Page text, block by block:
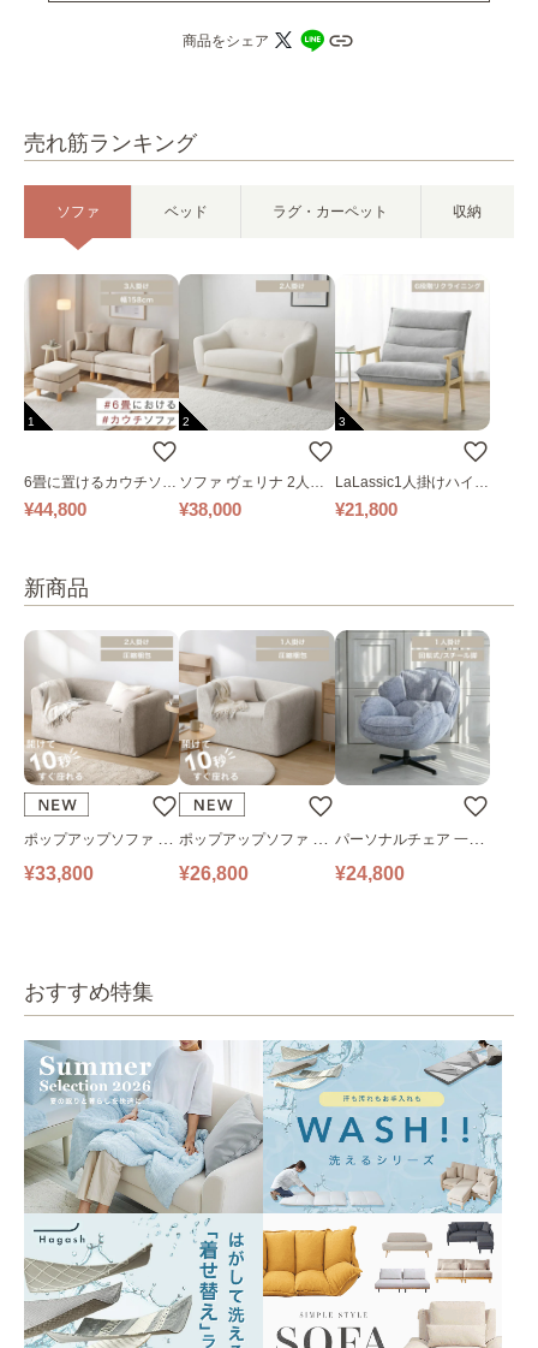
売れ筋ランキング
ソファ ベッド ラグ・カーペット 収納
1
6畳に置けるカウチソフ
ァ｜ベージュ
¥44,800
2
ソファ ヴェリナ 2人掛
け
¥38,000
3
LaLassic1人掛けハイバ
ックソファ ワイド
¥21,800
新商品
ポップアップソファ ソ
ファ フロアソファ 幅14
¥33,800
ポップアップソファ ソ
ファ フロアソファ 幅10
¥26,800
パーソナルチェア 一人
掛けソファ O’HANA ソ
¥24,800
おすすめ特集
商品をシェア